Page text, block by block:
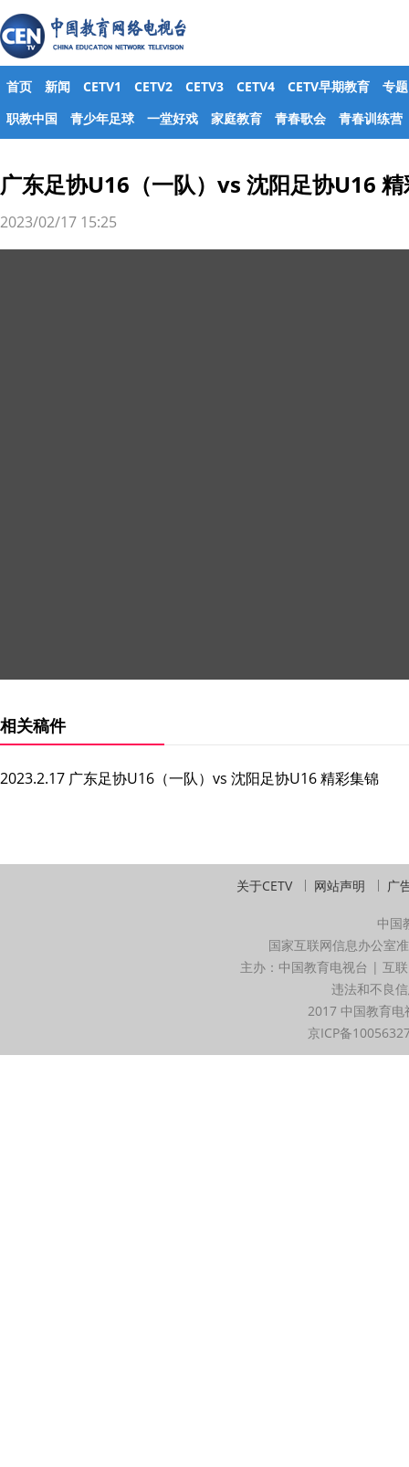
首页 新闻 CETV1 CETV2 CETV3 CETV4 CETV早期教育
专题
职教中国
青少年足球 一堂好戏 家庭教育 青春歌会 青春训练营
广东足协U16（一队）vs 沈阳足协U16
2023/02/17 15:25
相关稿件
2023.2.17 广东足协U16（一队）vs 沈阳足协U16 精彩集锦
关于CETV 网站声明 广
中国
国家互联网信息办公室
主办：中国教育电视台 | 互
违法和不良
2017 中国教育
京ICP备